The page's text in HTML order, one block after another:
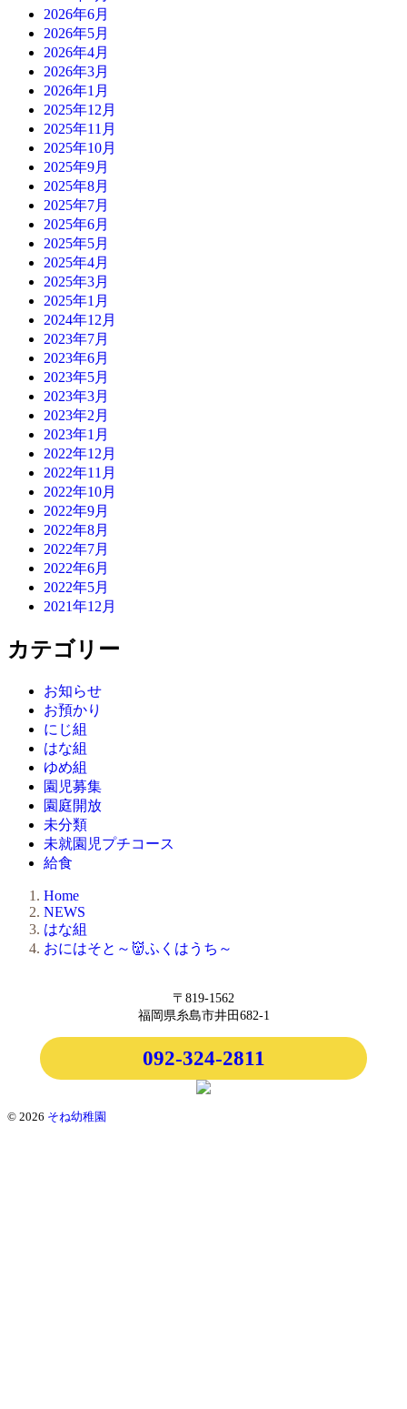
2026年6月
2026年5月
2026年4月
2026年3月
2026年1月
2025年12月
2025年11月
2025年10月
2025年9月
2025年8月
2025年7月
2025年6月
2025年5月
2025年4月
2025年3月
2025年1月
2024年12月
2023年7月
2023年6月
2023年5月
2023年3月
2023年2月
2023年1月
2022年12月
2022年11月
2022年10月
2022年9月
2022年8月
2022年7月
2022年6月
2022年5月
2021年12月
カテゴリー
お知らせ
お預かり
にじ組
はな組
ゆめ組
園児募集
園庭開放
未分類
未就園児プチコース
給食
Home
NEWS
はな組
おにはそと～👹ふくはうち～
〒819-1562
福岡県糸島市井田682-1
092-324-2811
© 2026 そね幼稚園